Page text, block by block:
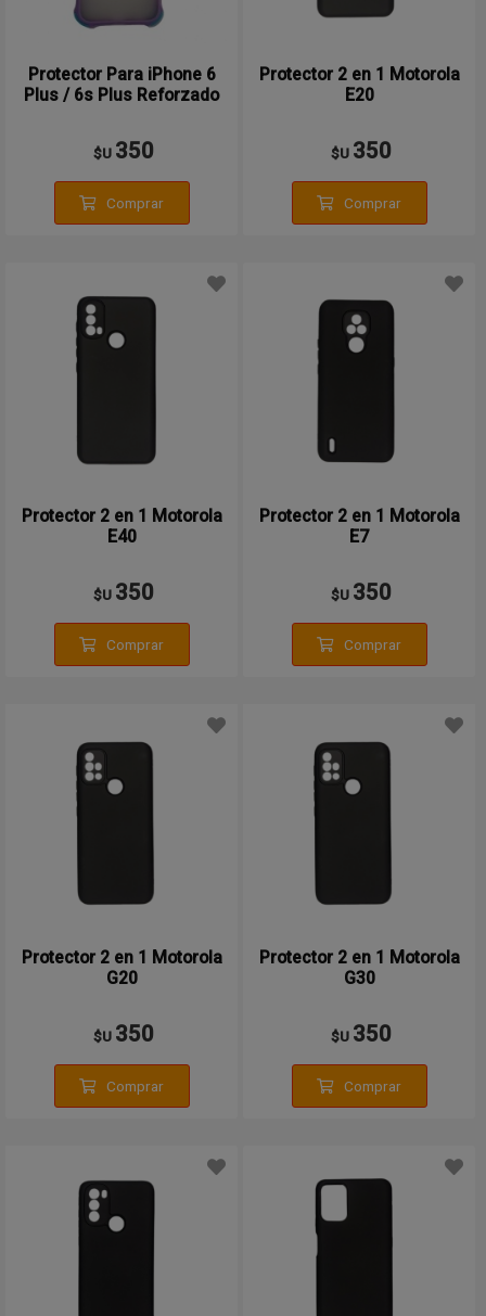
Protector Para iPhone 6
Plus / 6s Plus Reforzado
$U 350
Comprar
Protector 2 en 1 Motorola
E20
$U 350
Comprar
Protector 2 en 1 Motorola
E40
$U 350
Comprar
Protector 2 en 1 Motorola
E7
$U 350
Comprar
Protector 2 en 1 Motorola
G20
$U 350
Comprar
Protector 2 en 1 Motorola
G30
$U 350
Comprar